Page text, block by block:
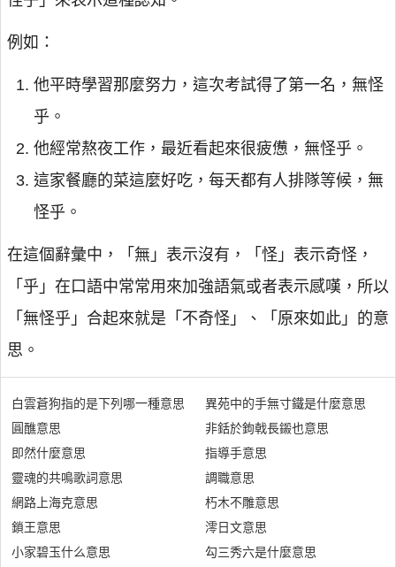
例如：
他平時學習那麼努力，這次考試得了第一名，無怪
乎。
他經常熬夜工作，最近看起來很疲憊，無怪乎。
這家餐廳的菜這麼好吃，每天都有人排隊等候，無
怪乎。
在這個辭彙中，「無」表示沒有，「怪」表示奇怪，
「乎」在口語中常常用來加強語氣或者表示感嘆，所以
「無怪乎」合起來就是「不奇怪」、「原來如此」的意
思。
白雲蒼狗指的是下列哪一種意思
圓醮意思
即然什麼意思
靈魂的共鳴歌詞意思
網路上海克意思
鎖王意思
小家碧玉什么意思
異苑中的手無寸鐵是什麼意思
非銛於鉤戟長鎩也意思
指導手意思
調職意思
朽木不雕意思
澪日文意思
勾三秀六是什麼意思